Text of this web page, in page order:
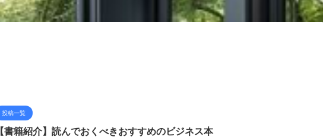
投稿一覧
【書籍紹介】読んでおくべきおすすめのビジネス本